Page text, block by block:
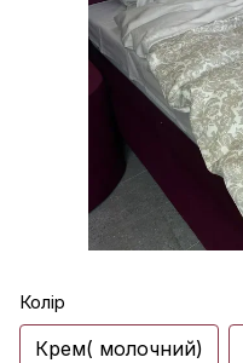
Колір
Крем( молочний)